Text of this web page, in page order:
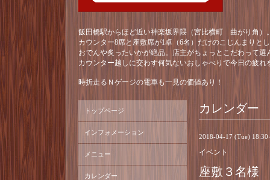
飯田橋駅からほど近い神楽坂界隈（宮比横町 曲がり角）
カウンター8席と座敷席が1卓（6名）だけのこじんまりと
おでんや炙ったいかが絶品。店主がちょっとこだわって
カウンター越しに交わす何気ないおしゃべりで今日の疲れ
時折走るＮゲージの電車も一見の価値あり！
カレンダー
2018-04-17 (Tue) 18:30
イベント
座敷３名様
トップページ
インフォメーション
メニュー
カレンダー